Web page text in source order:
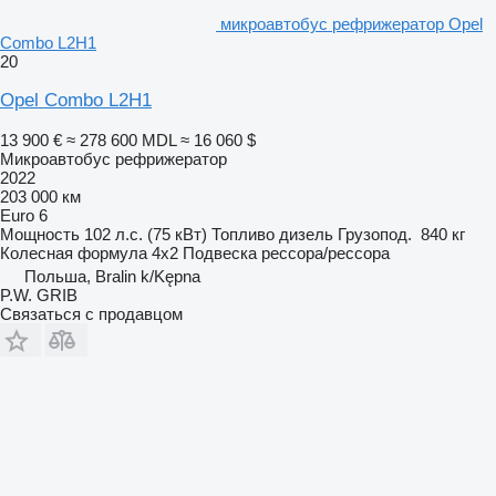
микроавтобус рефрижератор Opel
Combo L2H1
20
Opel Combo L2H1
13 900 € ≈ 278 600 MDL ≈ 16 060 $
Микроавтобус рефрижератор
2022
203 000 км
Euro 6
Мощность 102 л.с. (75 кВт) Топливо дизель Грузопод. 840 кг
Колесная формула 4x2 Подвеска рессора/рессора
Польша, Bralin k/Kępna
P.W. GRIB
Связаться с продавцом